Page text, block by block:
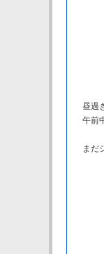
昼過
午前
まだ